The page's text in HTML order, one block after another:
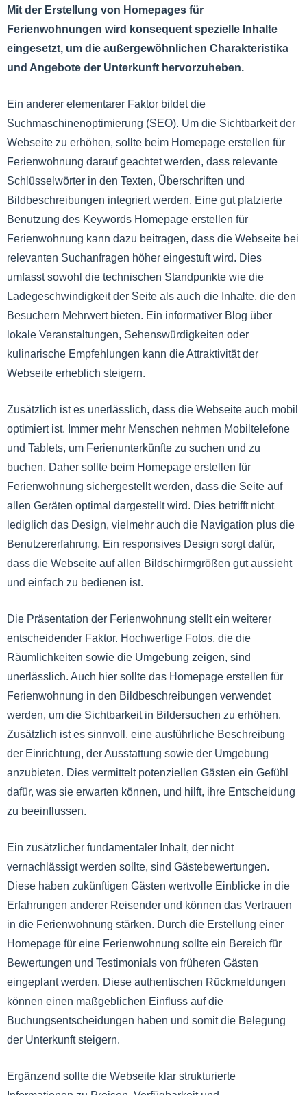
Mit der Erstellung von Homepages für
Ferienwohnungen wird konsequent spezielle Inhalte
eingesetzt, um die außergewöhnlichen Charakteristika
und Angebote der Unterkunft hervorzuheben.
Ein anderer elementarer Faktor bildet die
Suchmaschinenoptimierung (SEO). Um die Sichtbarkeit der
Webseite zu erhöhen, sollte beim Homepage erstellen für
Ferienwohnung darauf geachtet werden, dass relevante
Schlüsselwörter in den Texten, Überschriften und
Bildbeschreibungen integriert werden. Eine gut platzierte
Benutzung des Keywords Homepage erstellen für
Ferienwohnung kann dazu beitragen, dass die Webseite bei
relevanten Suchanfragen höher eingestuft wird. Dies
umfasst sowohl die technischen Standpunkte wie die
Ladegeschwindigkeit der Seite als auch die Inhalte, die den
Besuchern Mehrwert bieten. Ein informativer Blog über
lokale Veranstaltungen, Sehenswürdigkeiten oder
kulinarische Empfehlungen kann die Attraktivität der
Webseite erheblich steigern.
Zusätzlich ist es unerlässlich, dass die Webseite auch mobil
optimiert ist. Immer mehr Menschen nehmen Mobiltelefone
und Tablets, um Ferienunterkünfte zu suchen und zu
buchen. Daher sollte beim Homepage erstellen für
Ferienwohnung sichergestellt werden, dass die Seite auf
allen Geräten optimal dargestellt wird. Dies betrifft nicht
lediglich das Design, vielmehr auch die Navigation plus die
Benutzererfahrung. Ein responsives Design sorgt dafür,
dass die Webseite auf allen Bildschirmgrößen gut aussieht
und einfach zu bedienen ist.
Die Präsentation der Ferienwohnung stellt ein weiterer
entscheidender Faktor. Hochwertige Fotos, die die
Räumlichkeiten sowie die Umgebung zeigen, sind
unerlässlich. Auch hier sollte das Homepage erstellen für
Ferienwohnung in den Bildbeschreibungen verwendet
werden, um die Sichtbarkeit in Bildersuchen zu erhöhen.
Zusätzlich ist es sinnvoll, eine ausführliche Beschreibung
der Einrichtung, der Ausstattung sowie der Umgebung
anzubieten. Dies vermittelt potenziellen Gästen ein Gefühl
dafür, was sie erwarten können, und hilft, ihre Entscheidung
zu beeinflussen.
Ein zusätzlicher fundamentaler Inhalt, der nicht
vernachlässigt werden sollte, sind Gästebewertungen.
Diese haben zukünftigen Gästen wertvolle Einblicke in die
Erfahrungen anderer Reisender und können das Vertrauen
in die Ferienwohnung stärken. Durch die Erstellung einer
Homepage für eine Ferienwohnung sollte ein Bereich für
Bewertungen und Testimonials von früheren Gästen
eingeplant werden. Diese authentischen Rückmeldungen
können einen maßgeblichen Einfluss auf die
Buchungsentscheidungen haben und somit die Belegung
der Unterkunft steigern.
Ergänzend sollte die Webseite klar strukturierte